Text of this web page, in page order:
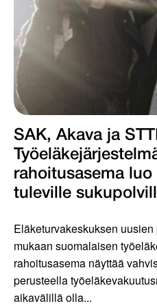
SAK, Akava ja
rahoitusasema
tuleville
Eläketurvakeskuksen
mukaan suomalaisen
rahoitusasema näyttää
perusteella
aikavälillä olla...